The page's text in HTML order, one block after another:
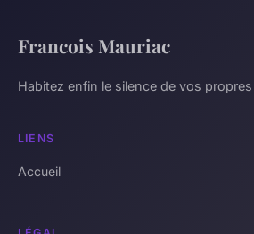
Francois Mauriac
Habitez enfin le silence de vos
LIENS
Accueil